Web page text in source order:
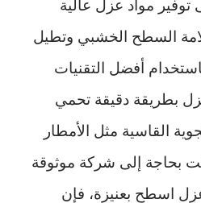
مواد عزل عالية
السطح الخشبي وتطيل
أفضل التقنيات
بطريقة دقيقة تحمي
القاسية مثل الأمطار
بحاجة إلى شركة موثوقة
اسطح بعنيزة، فإن